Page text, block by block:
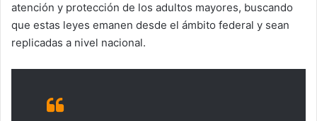
atención y protección de los adultos mayores, buscando
que estas leyes emanen desde el ámbito federal y sean
replicadas a nivel nacional.